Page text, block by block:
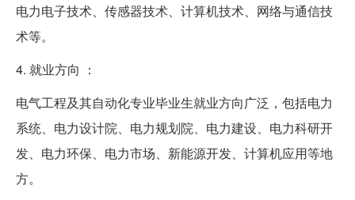
电力电子技术、传感器技术、计算机技术、网络与通信技
术等。
4. 就业方向 ：
电气工程及其自动化专业毕业生就业方向广泛，包括电力
系统、电力设计院、电力规划院、电力建设、电力科研开
发、电力环保、电力市场、新能源开发、计算机应用等地
方。